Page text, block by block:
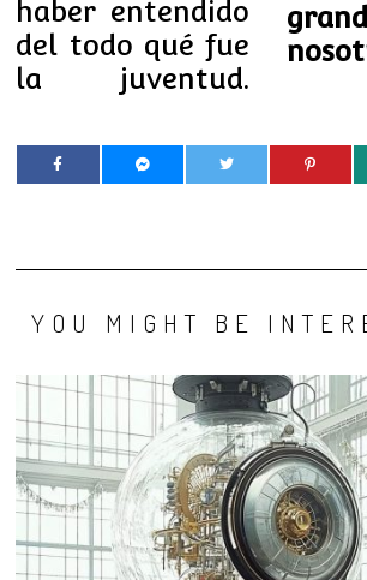
haber entendido
del todo qué fue
la juventud.
YOU MIGHT BE